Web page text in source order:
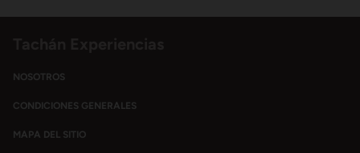
Cursos de coctelería para sibaritas
catar y disfrutar en experiencias 100% sensoriales.
Talleres de coctelería en Madrid
NOSOTROS
CONDICIONES GENERALES
MAPA DEL SITIO